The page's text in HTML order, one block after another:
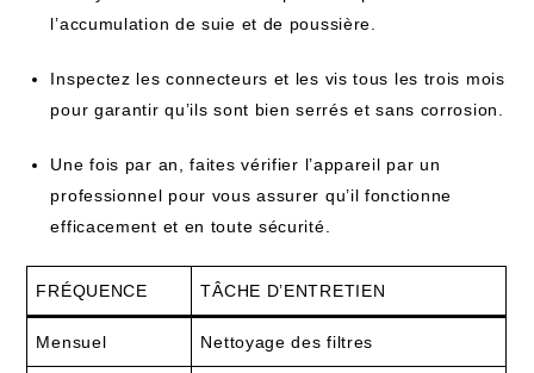
l’accumulation de suie et de poussière.
Inspectez les connecteurs et les vis tous les trois mois
pour garantir qu’ils sont bien serrés et sans corrosion.
Une fois par an, faites vérifier l’appareil par un
professionnel pour vous assurer qu’il fonctionne
efficacement et en toute sécurité.
FRÉQUENCE TÂCHE D’ENTRETIEN
Mensuel Nettoyage des filtres